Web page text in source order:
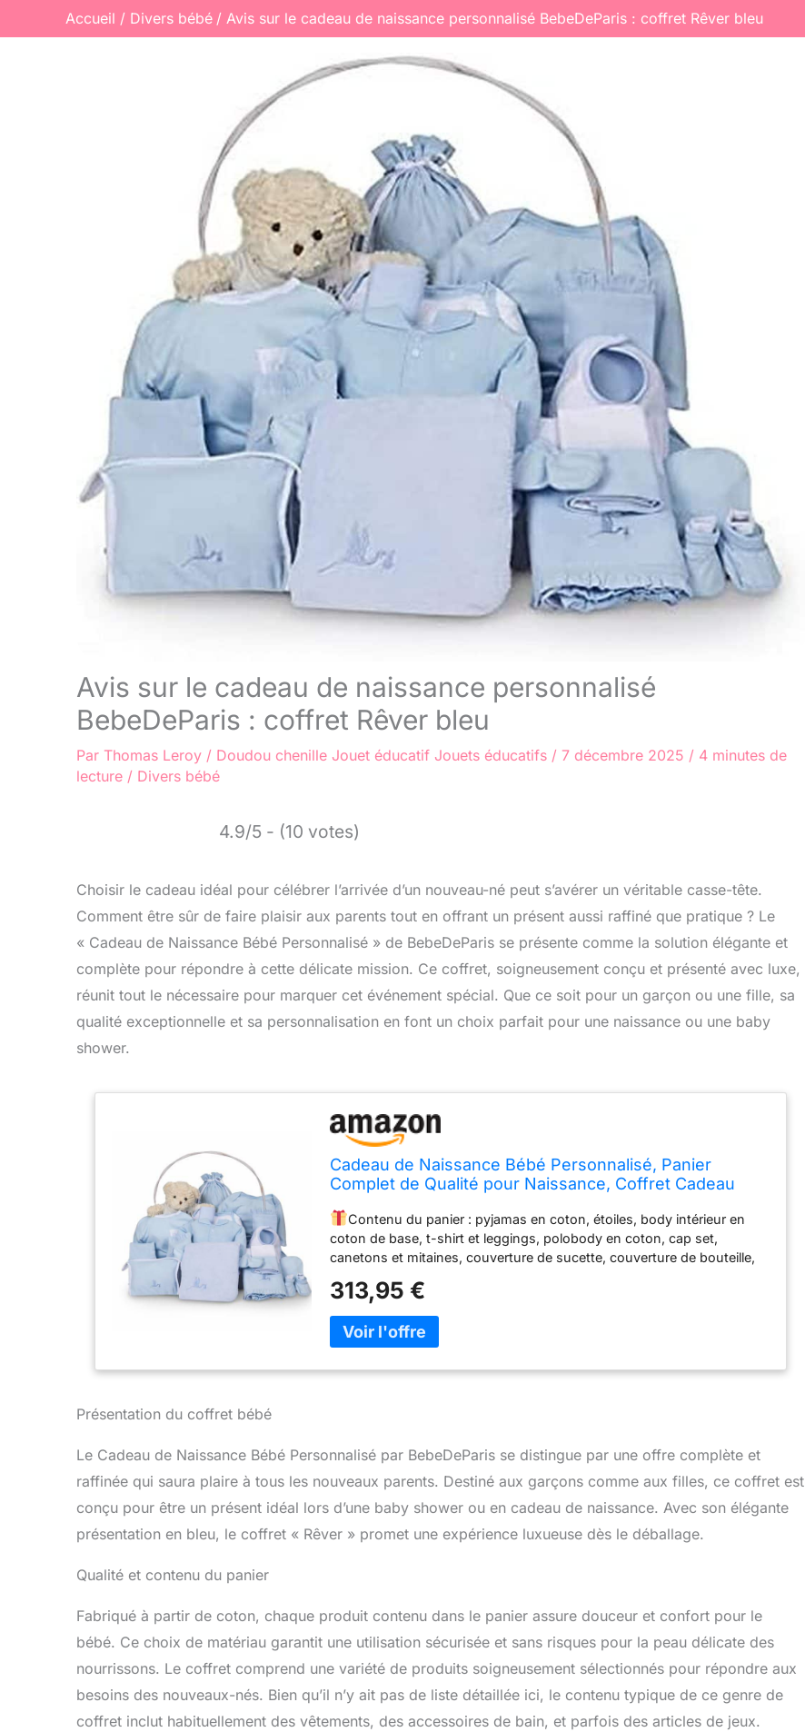
Accueil Divers bébé Avis sur le cadeau de naissance personnalisé BebeDeParis : coffret Rêver bleu
Avis sur le cadeau de naissance personnalisé
BebeDeParis : coffret Rêver bleu
Par Thomas Leroy / Doudou chenille Jouet éducatif Jouets éducatifs / 7 décembre 2025 / 4 minutes de
lecture / Divers bébé
4.9/5 - (10 votes)
Choisir le cadeau idéal pour célébrer l’arrivée d’un nouveau-né peut s’avérer un véritable casse-tête.
Comment être sûr de faire plaisir aux parents tout en offrant un présent aussi raffiné que pratique ? Le
« Cadeau de Naissance Bébé Personnalisé » de BebeDeParis se présente comme la solution élégante et
complète pour répondre à cette délicate mission. Ce coffret, soigneusement conçu et présenté avec luxe,
réunit tout le nécessaire pour marquer cet événement spécial. Que ce soit pour un garçon ou une fille, sa
qualité exceptionnelle et sa personnalisation en font un choix parfait pour une naissance ou une baby
shower.
Cadeau de Naissance Bébé Personnalisé, Panier
Complet de Qualité pour Naissance, Coffret Cadeau
Shower (Coffret Rêver, Bleu) | BebeDeParis
Contenu du panier : pyjamas en coton, étoiles, body intérieur en
coton de base, t-shirt et leggings, polobody en coton, cap set,
canetons et mitaines, couverture de sucette, couverture de bouteille,
bébé neceser, sac de pépinière ou bébé muet, , ours en peluche de
42cm. Panier ovale en osier, taille: L
toujours en choisissant les meilleurs tissus et matériaux qui
conviennent le mieux au nouveau-né. De plus, notre équipe de
production assemble paniers et paniers avec le plus grand soin et
du bébé dans le message.
Faites confiance au leader européen des
paniers pour bébés. Paniers de luxe avec lesquels féliciter et
surprendre les parents récents en envoyant tout leur amour avec l’un
de nos cadeaux nouveau-nés.
313,95 €
Présentation du coffret bébé
Le Cadeau de Naissance Bébé Personnalisé par BebeDeParis se distingue par une offre complète et
raffinée qui saura plaire à tous les nouveaux parents. Destiné aux garçons comme aux filles, ce coffret est
conçu pour être un présent idéal lors d’une baby shower ou en cadeau de naissance. Avec son élégante
présentation en bleu, le coffret « Rêver » promet une expérience luxueuse dès le déballage.
Qualité et contenu du panier
Fabriqué à partir de coton, chaque produit contenu dans le panier assure douceur et confort pour le
bébé. Ce choix de matériau garantit une utilisation sécurisée et sans risques pour la peau délicate des
nourrissons. Le coffret comprend une variété de produits soigneusement sélectionnés pour répondre aux
besoins des nouveaux-nés. Bien qu’il n’y ait pas de liste détaillée ici, le contenu typique de ce genre de
coffret inclut habituellement des vêtements, des accessoires de bain, et parfois des articles de jeux.